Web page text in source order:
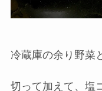
冷蔵庫の余り野菜
切って加えて、塩